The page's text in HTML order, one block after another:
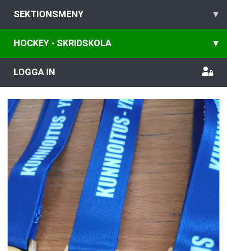
SEKTIONSMENY ▾
HOCKEY - SKRIDSKOLA ▾
LOGGA IN